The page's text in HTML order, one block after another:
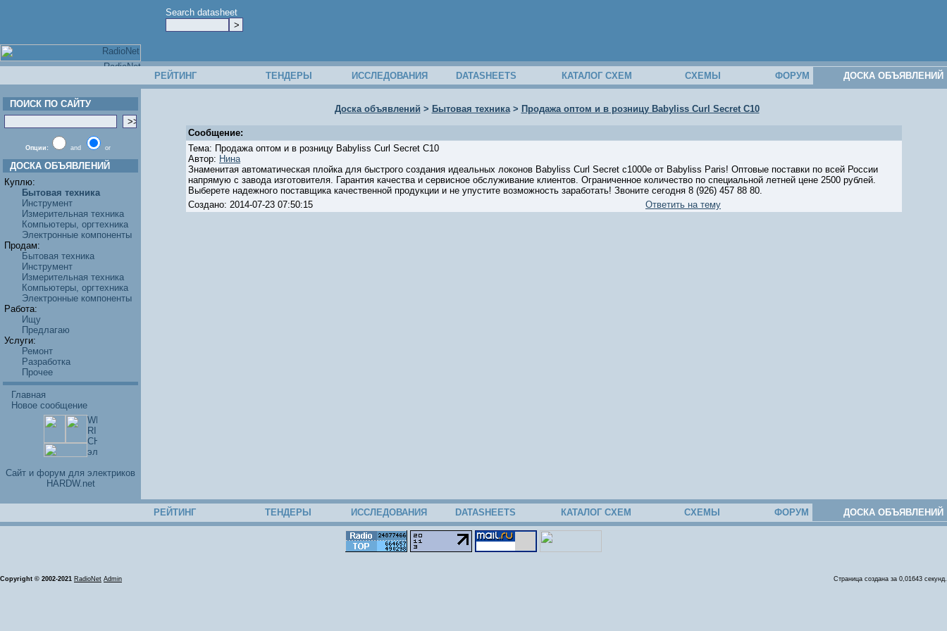
Search datasheet
РЕЙТИНГ ТЕНДЕРЫ ИССЛЕДОВАНИЯ DATASHEETS КАТАЛОГ СХЕМ СХЕМЫ ФОРУМ ДОСКА ОБЪЯВЛЕНИЙ
ПОИСК ПО САЙТУ
Опции: and or
ДОСКА ОБЪЯВЛЕНИЙ
Куплю:
Бытовая техника
Инструмент
Измерительная техника
Компьютеры, оргтехника
Электронные компоненты
Продам:
Бытовая техника
Инструмент
Измерительная техника
Компьютеры, оргтехника
Электронные компоненты
Работа:
Ищу
Предлагаю
Услуги:
Ремонт
Разработка
Прочее
Главная
Новое сообщение
Cайт и форум для электриков
HARDW.net
Доска объявлений > Бытовая техника> Продажа оптом и в розницу Babyliss Curl Secret C10
Сообщение:
Тема: Продажа оптом и в розницу Babyliss Curl Secret C10
Автор: Нина
Знаменитая автоматическая плойка для быстрого создания идеальных локонов Babyliss Curl Secret c1000e от Babyliss Paris! Оптовые поставки по всей России
напрямую с завода изготовителя. Гарантия качества и сервисное обслуживание клиентов. Ограниченное количество по специальной летней цене 2500 рублей.
Выберете надежного поставщика качественной продукции и не упустите возможность заработать! Звоните сегодня 8 (926) 457 88 80.
Создано: 2014-07-23 07:50:15
Ответить на тему
РЕЙТИНГ ТЕНДЕРЫ ИССЛЕДОВАНИЯ DATASHEETS КАТАЛОГ СХЕМ СХЕМЫ ФОРУМ ДОСКА ОБЪЯВЛЕНИЙ
Copyright © 2002-2021 RadioNet Admin Страница создана за 0,01643 секунд.